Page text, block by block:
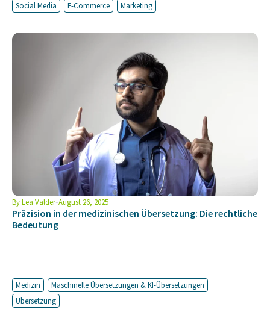
Social Media E-Commerce Marketing
ByLea Valder August 26, 2025
Präzision in der medizinischen Übersetzung: Die rechtliche
Bedeutung
Medizin
Maschinelle Übersetzungen & KI-Übersetzungen
Übersetzung